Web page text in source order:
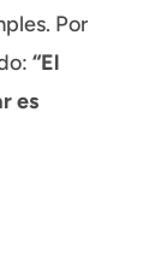
Por
“El
es